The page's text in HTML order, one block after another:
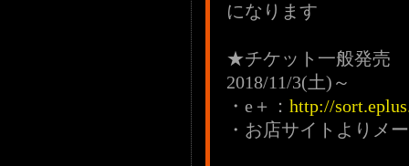
になります
★チケット一般発売
2018/11/3(土)～
・e＋： http://
・お店サイトよりメ